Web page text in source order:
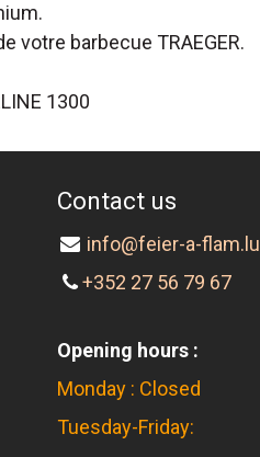
votre barbecue TRAEGER.
1300
Contact us
info@feier-a-flam.lu
+352 27 56 79 67
Opening hours :
Monday : Closed
Tuesday-Friday: